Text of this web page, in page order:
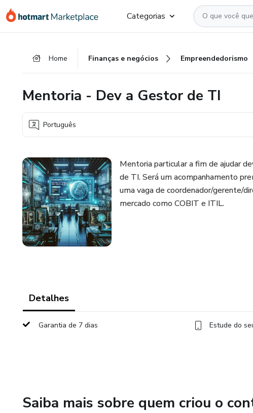
para
para
para
Categorias
Home Finanças e negócios Empreendedorismo
Mentoria - Dev a Gestor de TI
Português
Mentoria particular a fim de ajudar
de TI. Será um acompanhamento
uma vaga de coordenador/gerente/
mercado como COBIT e ITIL.
Detalhes
Garantia de 7 dias Estude do
Saiba mais sobre quem criou o